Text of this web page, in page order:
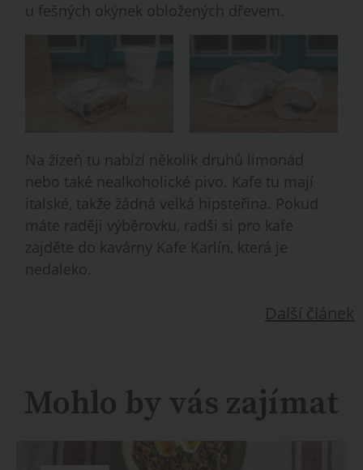
u fešných okýnek obložených dřevem.
Na žízeň tu nabízí několik druhů limonád
nebo také nealkoholické pivo. Kafe tu mají
italské, takže žádná velká hipsteřina. Pokud
máte raději výběrovku, radši si pro kafe
zajděte do kavárny Kafe Karlín, která je
nedaleko.
Další článek
Mohlo by vás zajímat